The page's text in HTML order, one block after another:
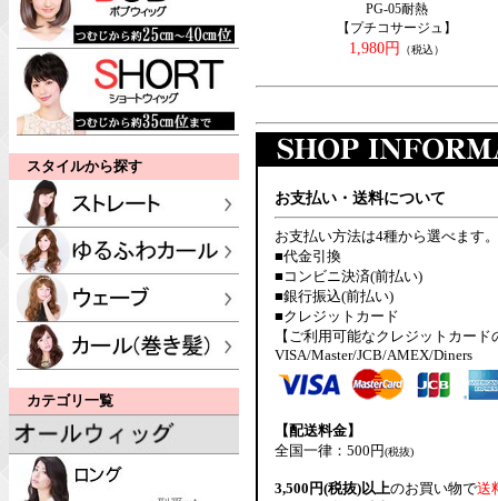
スタイルから探す
カテゴリ一覧
PG-05耐熱
【プチコサージュ】
1,980円
（税込）
お支払い・送料について
お支払い方法は4種から選べます。
■代金引換
■コンビニ決済(前払い)
■銀行振込(前払い)
■クレジットカード
【ご利用可能なクレジットカード
VISA/Master/JCB/AMEX/Diners
【配送料金】
全国一律：500円(税抜)
3,500円(税抜)以上のお買い物で送